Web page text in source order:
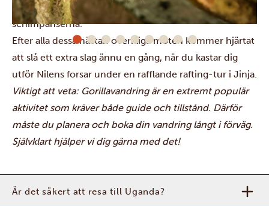
Nästa dag möter du våra håriga släktingar
schimpanserna.
Efter alla dessa nästan overkliga möten kommer hjärtat
att slå ett extra slag ännu en gång, när du kastar dig
utför Nilens forsar under en rafflande rafting-tur i Jinja
Viktigt att veta: Gorillavandring är en extremt populär
aktivitet som kräver både guide och tillstånd. Därför
måste du planera och boka din vandring långt i förväg.
Självklart hjälper vi dig gärna med det!
Är det säkert att resa till Uganda?